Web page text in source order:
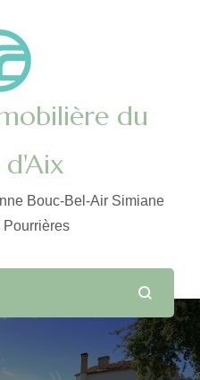
du
d'Aix
Bouc-Bel-Air Simiane